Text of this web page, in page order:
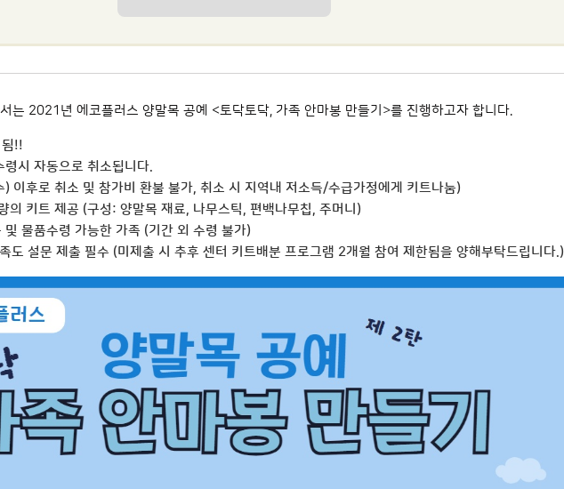
는 2021년 에코플러스 양말목 공예 <토닥토닥, 가족 안마봉 만들기>를 진행하고자 합니다.
!!
시 자동으로 취소됩니다.
후로 취소 및 참가비 환불 불가, 취소 시 지역내 저소득/수급가정에게 키트나눔)
키트 제공 (구성: 양말목 재료, 나무스틱, 편백나무칩, 주머니)
물품수령 가능한 가족 (기간 외 수령 불가)
도 설문 제출 필수 (미제출 시 추후 센터 키트배분 프로그램 2개월 참여 제한됨을 양해부탁드립니다.)